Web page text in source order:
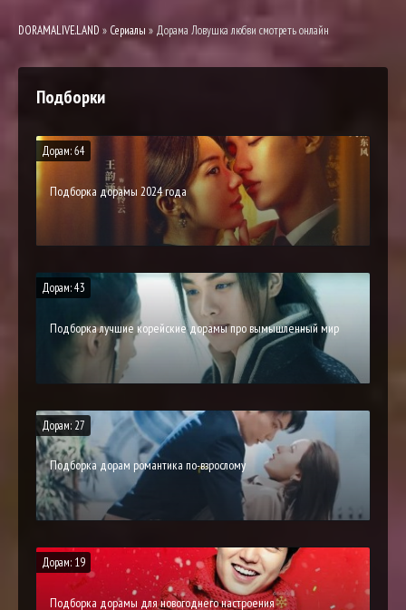
DORAMALIVE.LAND » Сериалы » Дорама Ловушка любви смотреть онлайн
Подборки
Дорам: 64
Подборка дорамы 2024 года
Дорам: 43
Подборка лучшие корейские дорамы про вымышленный мир
Дорам: 27
Подборка дорам романтика по-взрослому
Дорам: 19
Подборка дорамы для новогоднего настроения